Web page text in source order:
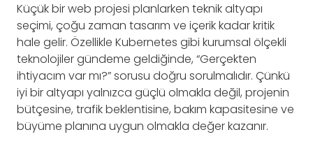
Küçük bir web projesi planlarken teknik altyapı
seçimi, çoğu zaman tasarım ve içerik kadar kritik
hale gelir. Özellikle Kubernetes gibi kurumsal ölçekli
teknolojiler gündeme geldiğinde, “Gerçekten
ihtiyacım var mı?” sorusu doğru sorulmalıdır. Çünkü
iyi bir altyapı yalnızca güçlü olmakla değil, projenin
bütçesine, trafik beklentisine, bakım kapasitesine ve
büyüme planına uygun olmakla değer kazanır.